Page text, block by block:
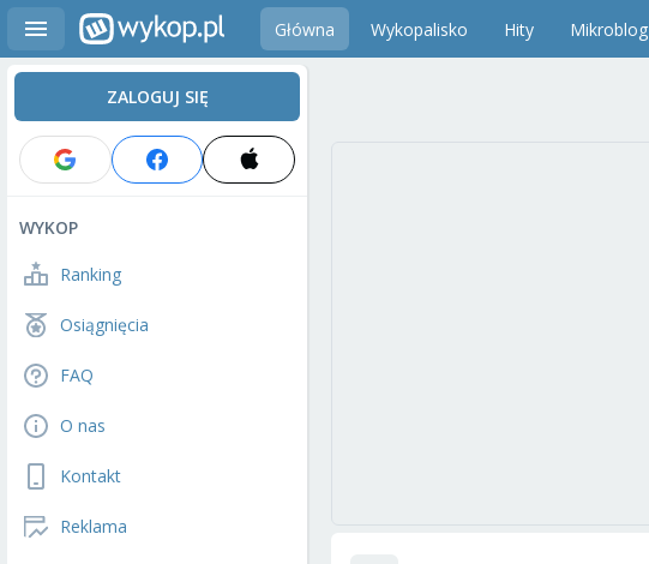
Główna Wykopalisko Hity Mikroblog
ZALOGUJ SIĘ
WYKOP
Ranking
Osiągnięcia
FAQ
O nas
Kontakt
Reklama